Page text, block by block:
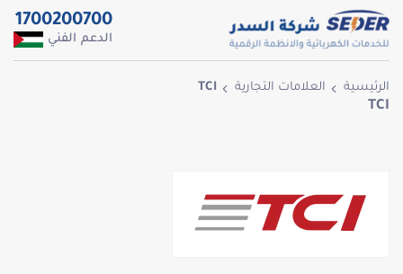
1700200700
الدعم الفني
الرئيسية العلامات التجارية TCI
TCI